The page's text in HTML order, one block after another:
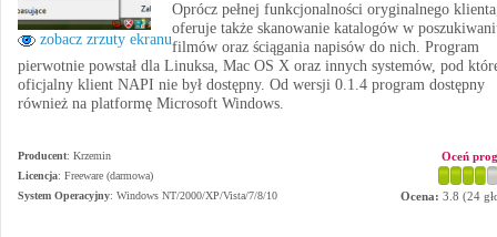
zobacz zrzuty ekranu
Oprócz pełnej funkcjonalności oryginalnego
oferuje także skanowanie katalogów w
filmów oraz ściągania napisów do nich. Program
pierwotnie powstał dla Linuksa, Mac OS X oraz innych systemów, pod
oficjalny klient NAPI nie był dostępny. Od wersji 0.1.4 program dostępny
również na platformę Microsoft Windows.
Producent: Krzemin
Licencja: Freeware (darmowa)
System Operacyjny: Windows NT/2000/XP/Vista/7/8/10
Oceń
Ocena: 3.8 (24